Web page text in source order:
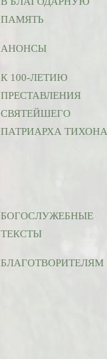
ПАМЯТЬ
АНОНСЫ
К 100-ЛЕТИЮ
ПРЕСТАВЛЕНИЯ
СВЯТЕЙШЕГО
ПАТРИАРХА ТИХОНА
БОГОСЛУЖЕБНЫЕ
ТЕКСТЫ
БЛАГОТВОРИТЕЛЯМ